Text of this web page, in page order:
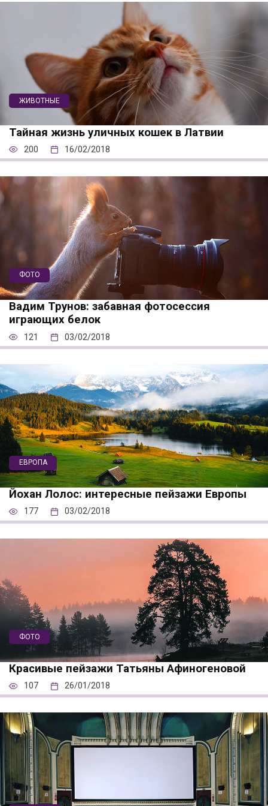
ЖИВОТНЫЕ
Тайная жизнь уличных кошек в Латвии
200 16/02/2018
ФОТО
Вадим Трунов: забавная фотосессия
играющих белок
121 03/02/2018
ЕВРОПА
Йохан Лолос: интересные пейзажи Европы
177 03/02/2018
ФОТО
Красивые пейзажи Татьяны Афиногеновой
107 26/01/2018